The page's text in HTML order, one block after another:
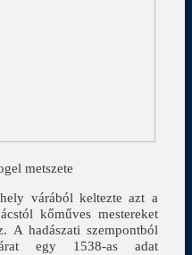
metszete
várából keltezte azt a
kőműves mestereket
A hadászati szempontból
egy 1538-as adat